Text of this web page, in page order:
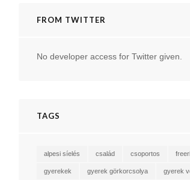
FROM TWITTER
No developer access for Twitter given.
TAGS
alpesi síelés család csoportos
gyerekek gyerek görkorcsolya gyerek